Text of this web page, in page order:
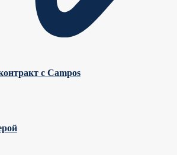
с Campos